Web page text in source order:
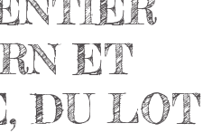
ET
DU LOT